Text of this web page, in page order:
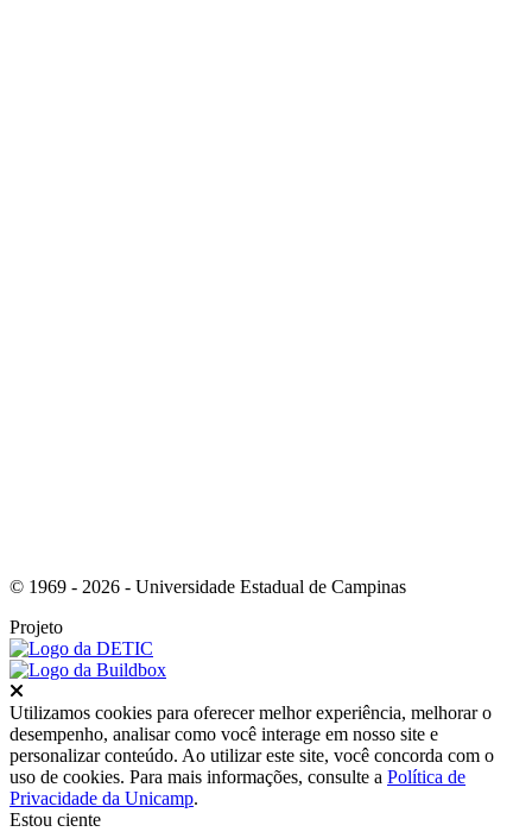
© 1969 - 2026 - Universidade Estadual de Campinas
Projeto
Utilizamos cookies para oferecer melhor experiência, melhorar o
desempenho, analisar como você interage em nosso site e
personalizar conteúdo. Ao utilizar este site, você concorda com o
uso de cookies. Para mais informações, consulte a Política de
Privacidade da Unicamp.
Estou ciente